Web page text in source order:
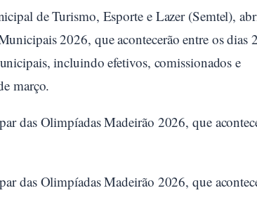
de Turismo, Esporte e Lazer (Semtel),
2026, que acontecerão entre os dias
incluindo efetivos, comissionados e
março.
das Olimpíadas Madeirão 2026, que
das Olimpíadas Madeirão 2026, que